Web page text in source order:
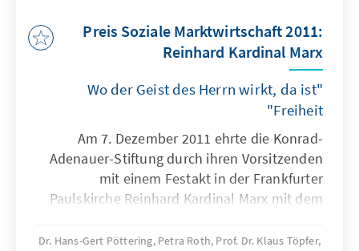
Preis Soziale Marktwirtschaft 2011:
Reinhard Kardinal Marx
"Wo der Geist des Herrn wirkt, da ist
Freiheit"
Am 7. Dezember 2011 ehrte die Konrad-
Adenauer-Stiftung durch ihren Vorsitzenden
mit einem Festakt in der Frankfurter
Paulskirche Reinhard Kardinal Marx mit dem
Begrüßung durch den Vorsitzenden der
Dr. Hans-Gert Pöttering, Petra Roth, Prof. Dr. Klaus Töpfer,